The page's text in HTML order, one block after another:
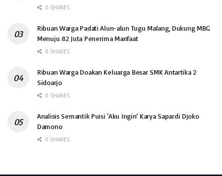
0 SHARES
Ribuan Warga Padati Alun-alun Tugu Malang, Dukung MBG
Menuju 82 Juta Penerima Manfaat
0 SHARES
Ribuan Warga Doakan Keluarga Besar SMK Antartika 2
Sidoarjo
0 SHARES
Analisis Semantik Puisi ‘Aku Ingin’ Karya Sapardi Djoko
Damono
0 SHARES